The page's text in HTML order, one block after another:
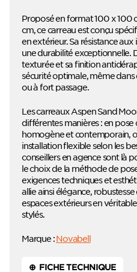
Proposé en format 100 x 100
cm, ce carreau est conçu
en extérieur. Sa résistance aux
une durabilité exceptionnelle.
texturée et sa finition
sécurité optimale, même
ou à fort passage.
Les carreaux Aspen Sand
différentes manières : en
homogène et contemporain,
installation flexible selon les
conseillers en agence sont là
le choix de la méthode de
exigences techniques et
allie ainsi élégance,
espaces extérieurs en
stylés.
Marque :Novabell
⊕ FICHE TECHNIQUE